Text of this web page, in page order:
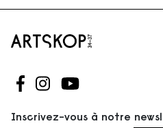
Suivez-nous sur Facebook
Suivez-nous sur
Suivez-nous sur
Inscrivez-vous à notre